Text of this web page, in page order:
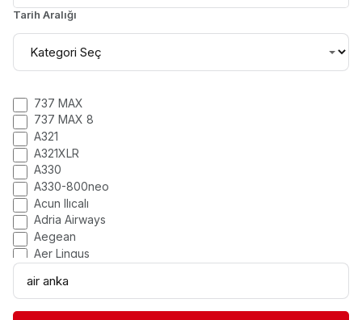
Tarih Aralığı
Etiket
filtreleri
737 MAX
737 MAX 8
A321
A321XLR
A330
A330-800neo
Acun Ilıcalı
Adria Airways
Aegean
Aer Lingus
Aeromexico
Ahmet Bolat
KELIME